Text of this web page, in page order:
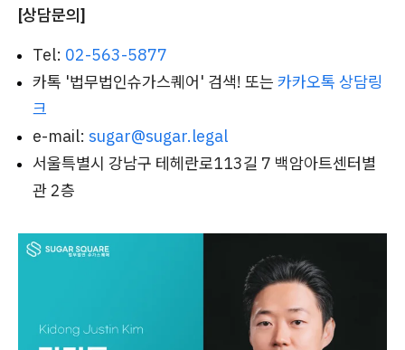
[상담문의]
Tel: 02-563-5877
카톡 '법무법인슈가스퀘어' 검색! 또는 카카오톡 상담링
크
e-mail: sugar@sugar.legal
서울특별시 강남구 테헤란로113길 7 백암아트센터별
관 2층